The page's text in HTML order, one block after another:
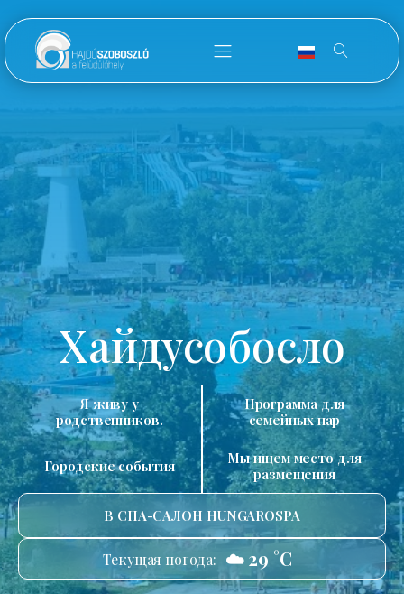
Хайдусобосло
Я живу у
родственников.
Программа для
семейных пар
Городские события
Мы ищем место для
размещения
В СПА-САЛОН HUNGAROSPA
Текущая погода: ☁️ 29 °C